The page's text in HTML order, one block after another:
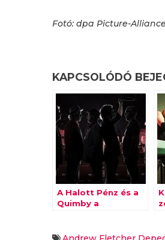
Fotó: dpa Picture-
KAPCSOLÓDÓ
A Halott Pénz és a
Quimby a
médiában